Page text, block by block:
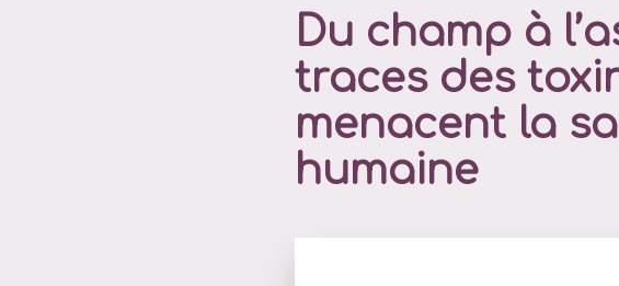
Du champ à
traces des
menacent la
humaine